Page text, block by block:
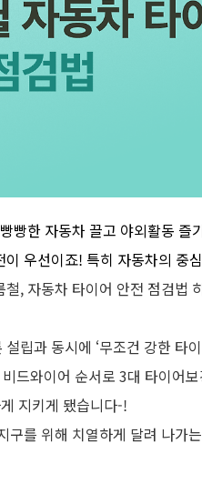
빵한 자동차 끌고 야외활동 즐
우선이죠! 특히 자동차의 중
철, 자동차 타이어 안전 점검법
립과 동시에 ‘무조건 강한 타
비드와이어 순서로 3대 타이어
지키게 됐습니다-!
구를 위해 치열하게 달려 나가